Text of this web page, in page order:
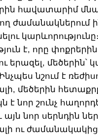
հավատարիմ
ժամանակներում
է, որը
երազել, մեծերին՝
նշում է
մեծերին
նոր շունչ
այն նոր սերնդին
ու ժամանակակից